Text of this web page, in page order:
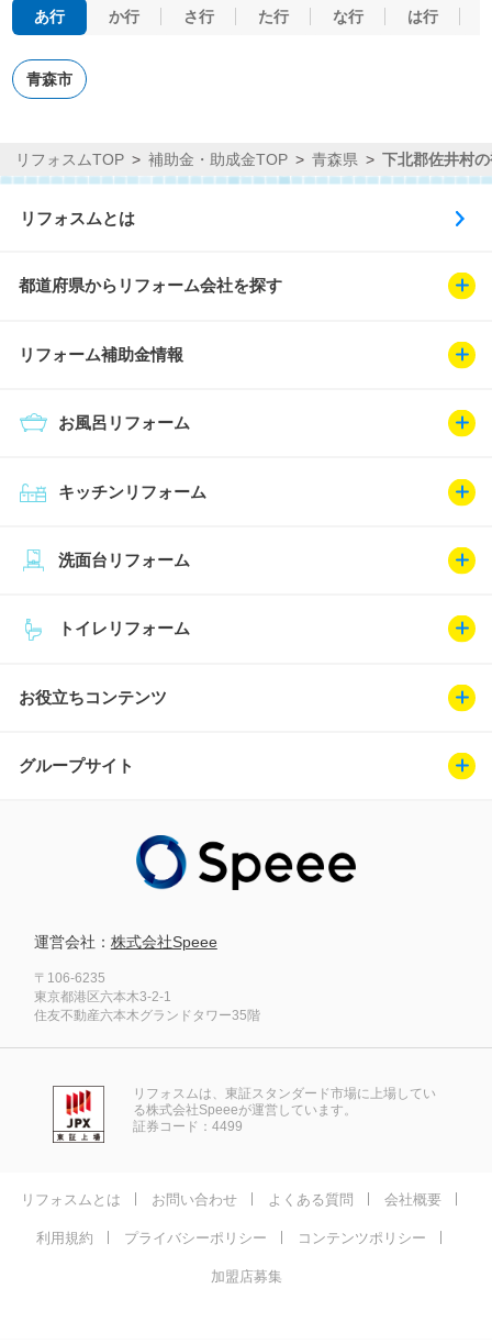
あ行 か行 さ行 た行 な行 は行
青森市
リフォスムTOP 補助金・助成金TOP 青森県 下北郡佐井村
リフォスムとは
都道府県からリフォーム会社を探す
リフォーム補助金情報
キッチンリフォーム
お風呂リフォーム
トイレリフォーム
洗面台リフォーム
お役立ちコンテンツ
グループサイト
運営会社： 株式会社Speee
〒106-6235
東京都港区六本木3-2-1
住友不動産六本木グランドタワー35階
リフォスムは、東証スタンダード市場に上場してい
る株式会社Speeeが運営しています。
証券コード：4499
リフォスムとは お問い合わせ よくある質問 会社概要
利用規約 プライバシーポリシー コンテンツポリシー
加盟店募集